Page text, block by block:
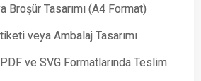
Broşür Tasarımı (A4 Format)
veya Ambalaj Tasarımı
ve SVG Formatlarında Teslim